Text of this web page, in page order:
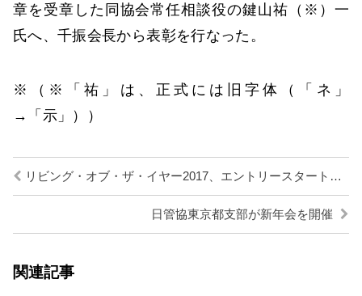
章を受章した同協会常任相談役の鍵山祐（※）一
氏へ、千振会長から表彰を行なった。
※（※「祐」は、正式には旧字体（「ネ」
→「示」））
リビング・オブ・ザ・イヤー2017、エントリースタート／高経協
日管協東京都支部が新年会を開催
関連記事